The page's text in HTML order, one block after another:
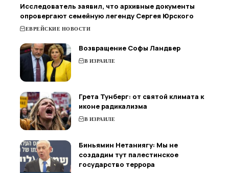
Исследователь заявил, что архивные документы
опровергают семейную легенду Сергея Юрского
ЕВРЕЙСКИЕ НОВОСТИ
Возвращение Софы Ландвер
В ИЗРАИЛЕ
Грета Тунберг: от святой климата к
иконе радикализма
В ИЗРАИЛЕ
Биньямин Нетаниягу: Мы не
создадим тут палестинское
государство террора